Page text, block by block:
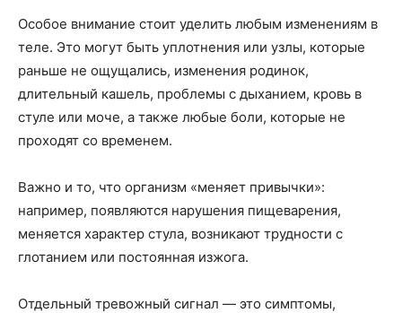
Особое внимание стоит уделить любым изменениям в
теле. Это могут быть уплотнения или узлы, которые
раньше не ощущались, изменения родинок,
длительный кашель, проблемы с дыханием, кровь в
стуле или моче, а также любые боли, которые не
проходят со временем.
Важно и то, что организм «меняет привычки»:
например, появляются нарушения пищеварения,
меняется характер стула, возникают трудности с
глотанием или постоянная изжога.
Отдельный тревожный сигнал — это симптомы,